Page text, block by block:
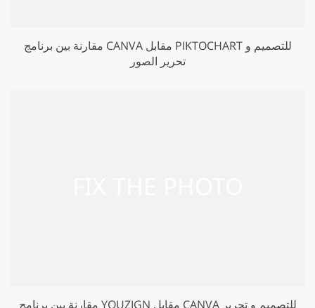
مقارنة بين برنامج CANVA مقابل PIKTOCHART للتصميم و
تحرير الصور
مقارنة بين برنامج YOUZIGN مقابل CANVA للتصميم و تحرير